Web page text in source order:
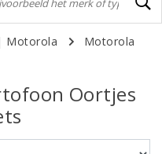
Motorola
Motorola
Oortjes